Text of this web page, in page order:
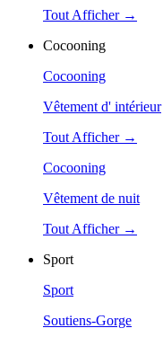
Tout Afficher →
Cocooning
Cocooning
Vêtement d' intérieur
Tout Afficher →
Cocooning
Vêtement de nuit
Tout Afficher →
Sport
Sport
Soutiens-Gorge